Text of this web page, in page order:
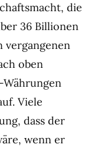
die
36 Billionen
vergangenen
oben
Währungen
Viele
dass der
wenn er